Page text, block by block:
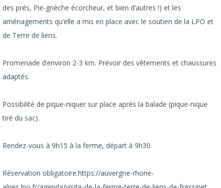
des prés, Pie-grièche écorcheur, et bien d’autres !) et les
aménagements qu’elle a mis en place avec le soutien de la LPO et
de Terre de liens.
Promenade d’environ 2-3 km. Prévoir des vêtements et chaussures
adaptés.
Possibilité de pique-niquer sur place après la balade (pique-nique
tiré du sac).
Rendez-vous à 9h15 à la ferme, départ à 9h30.
Réservation obligatoire.https://auvergne-rhone-